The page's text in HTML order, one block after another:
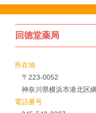
回徳堂薬局
所在地
〒223-0052
神奈川県横浜市港北区
電話番号